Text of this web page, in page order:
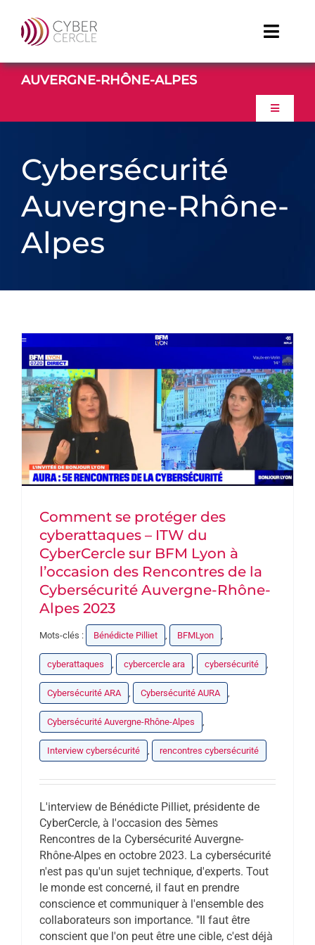
contenu
Toggle
TDFCyber
Linkedin
Youtube
AUVERGNE-RHÔNE-ALPES
Toggle
À PROPOS
ACTUALITES
DEVENEZ PARTENAIRE
CONTACT
Cybersécurité
Auvergne-Rhône-
Alpes
Comment se protéger des
cyberattaques – ITW du
CyberCercle sur BFM Lyon à
l’occasion des Rencontres de la
Cybersécurité Auvergne-Rhône-
Alpes 2023
Mots-clés : Bénédicte Pilliet , BFMLyon ,
cyberattaques , cybercercle ara , cybersécurité ,
Cybersécurité ARA , Cybersécurité AURA ,
Cybersécurité Auvergne-Rhône-Alpes ,
Interview cybersécurité , rencontres cybersécurité
L'interview de Bénédicte Pilliet, présidente de
CyberCercle, à l'occasion des 5èmes
Rencontres de la Cybersécurité Auvergne-
Rhône-Alpes en octobre 2023. La cybersécurité
n'est pas qu'un sujet technique, d'experts. Tout
le monde est concerné, il faut en prendre
conscience et communiquer à l'ensemble des
collaborateurs son importance. "Il faut être
conscient que l'on peut être une cible, c'est déjà